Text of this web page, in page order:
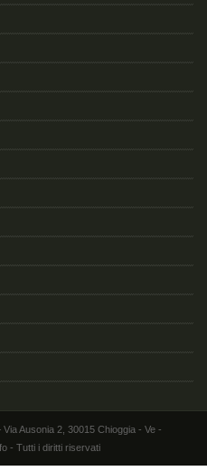
Ausonia 2, 30015 Chioggia - Ve -
- Tutti i diritti riservati